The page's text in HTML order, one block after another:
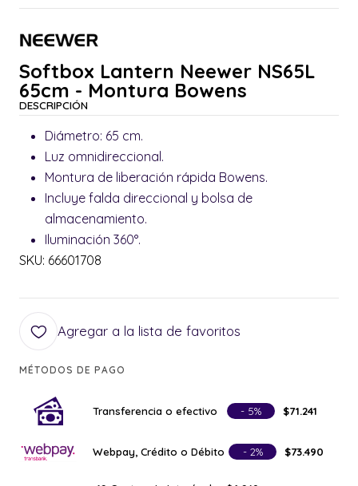
Softbox Lantern Neewer NS65L
65cm - Montura Bowens
DESCRIPCIÓN
Diámetro: 65 cm.
Luz omnidireccional.
Montura de liberación rápida Bowens.
Incluye falda direccional y bolsa de
almacenamiento.
Iluminación 360°.
SKU: 66601708
Agregar a la lista de favoritos
MÉTODOS DE PAGO
Transferencia o efectivo - 5% $71.241
Webpay, Crédito o Débito - 2% $73.490